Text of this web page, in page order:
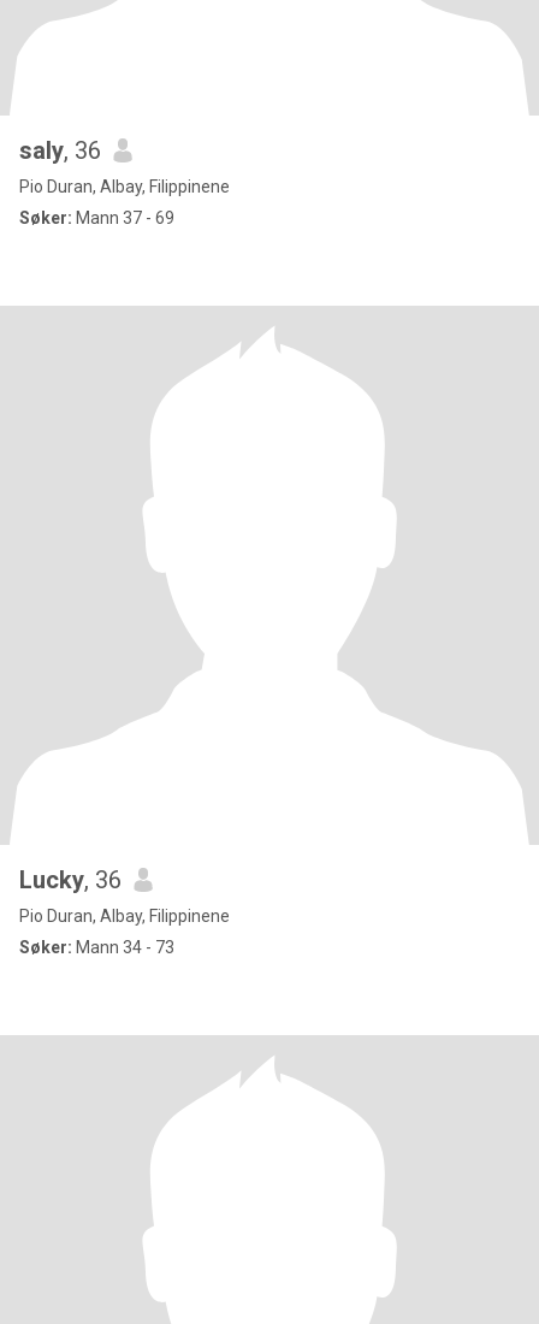
saly, 36
Pio Duran, Albay, Filippinene
Søker: Mann 37 - 69
Lucky, 36
Pio Duran, Albay, Filippinene
Søker: Mann 34 - 73